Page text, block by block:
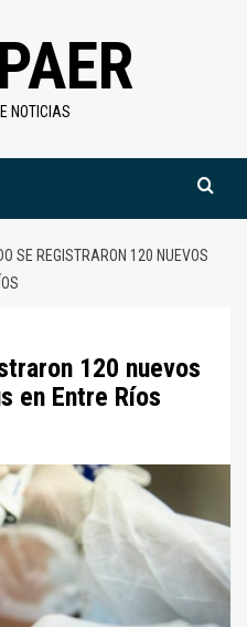
NOTICIAS
SE REGISTRARON 120 NUEVOS
120 nuevos
en Entre Ríos